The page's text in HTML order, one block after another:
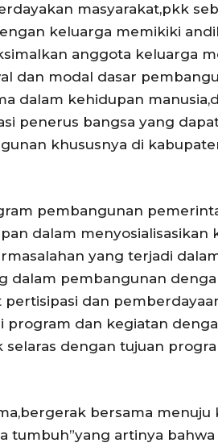
masyarakat,pkk
keluarga memikiki
anggota keluarga
dan modal dasar
dalam kehidupan
penerus bangsa yang
khususnya di
pembangunan
dalam menyosialisasikan
yang terjadi
dalam pembangunan
dan
program dan kegiatan
dengan tujuan
bersama menuju
tumbuh”yang artinya